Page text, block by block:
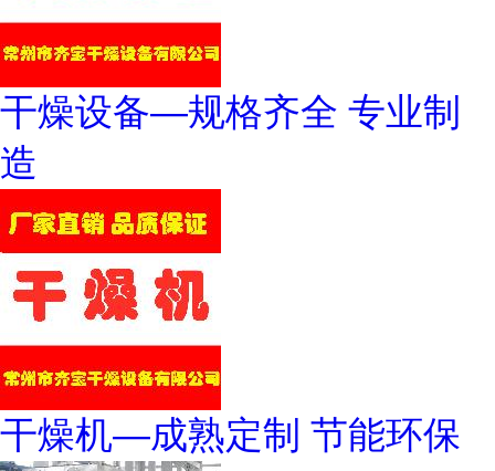
干燥设备—规格齐全 专业制
造
干燥机—成熟定制 节能环保